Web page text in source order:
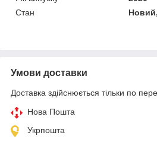
Стан
Умови доставки
Доставка здійснюється тільки по
Нова Пошта
Укрпошта